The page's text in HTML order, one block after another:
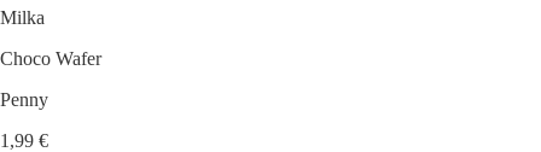
Milka
Choco Wafer
Penny
1,99 €